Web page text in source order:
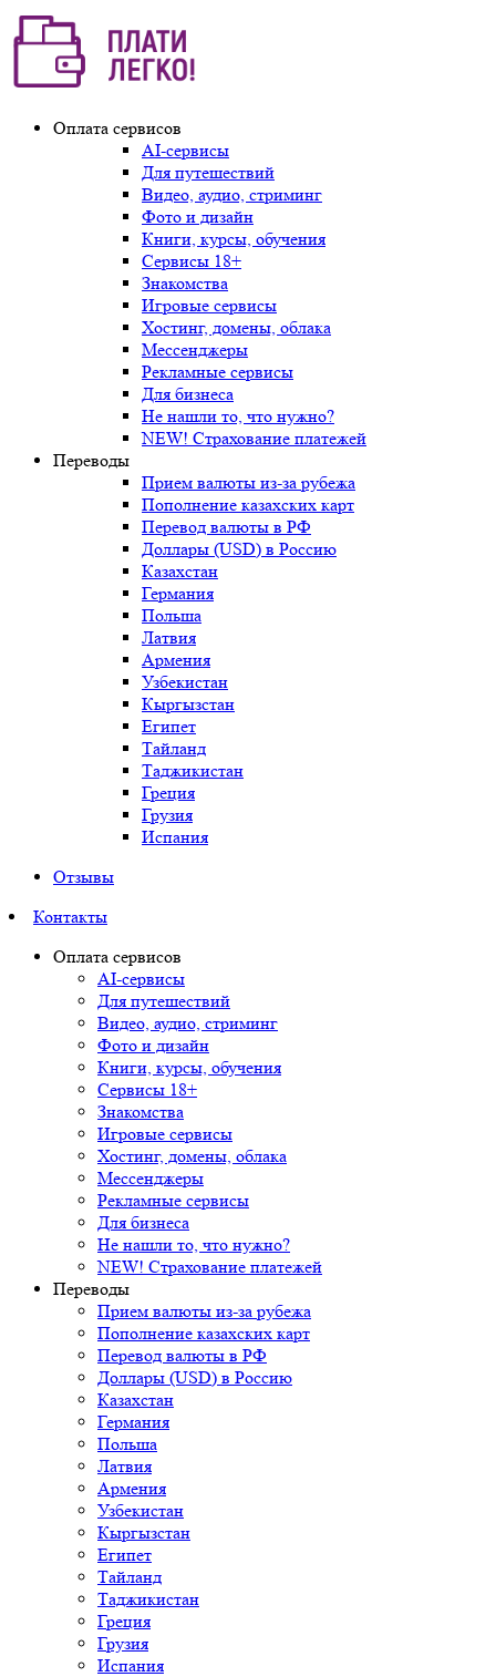
Оплата сервисов
AI-сервисы
Для путешествий
Видео, аудио, стриминг
Фото и дизайн
Книги, курсы, обучения
Сервисы 18+
Знакомства
Игровые сервисы
Хостинг, домены, облака
Мессенджеры
Рекламные сервисы
Для бизнеса
Не нашли то, что нужно?
NEW! Страхование платежей
Переводы
Прием валюты из-за рубежа
Пополнение казахских карт
Перевод валюты в РФ
Доллары (USD) в Россию
Казахстан
Германия
Польша
Латвия
Армения
Узбекистан
Кыргызстан
Египет
Тайланд
Таджикистан
Греция
Грузия
Испания
Отзывы
Контакты
Оплата сервисов
AI-сервисы
Для путешествий
Видео, аудио, стриминг
Фото и дизайн
Книги, курсы, обучения
Сервисы 18+
Знакомства
Игровые сервисы
Хостинг, домены, облака
Мессенджеры
Рекламные сервисы
Для бизнеса
Не нашли то, что нужно?
NEW! Страхование платежей
Переводы
Прием валюты из-за рубежа
Пополнение казахских карт
Перевод валюты в РФ
Доллары (USD) в Россию
Казахстан
Германия
Польша
Латвия
Армения
Узбекистан
Кыргызстан
Египет
Тайланд
Таджикистан
Греция
Грузия
Испания